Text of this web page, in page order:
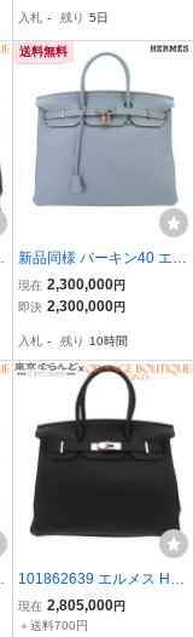
ル ノアール
入札 - 残り 5日
送料無料
新品同様 バーキン40 エル
メス HERMES トゴ ブル
ーラン ハンド バッグ □Q
90337799
現在 2,300,000円
即決 2,300,000円
入札 - 残り 10時間
101862639 エルメス HE
RMES バーキン 30 □M刻
印 ブラック 黒 シルバー
現在 2,805,000円
＋送料700円